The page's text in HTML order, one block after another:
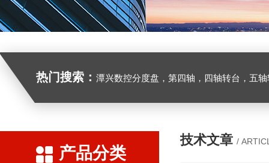
热门搜索： 潭兴数控分度盘，第四轴，四轴转台，五轴转台
产品分类
技术文章 /